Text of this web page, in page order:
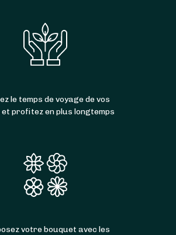
le temps de voyage de vos
profitez en plus longtemps
votre bouquet avec les